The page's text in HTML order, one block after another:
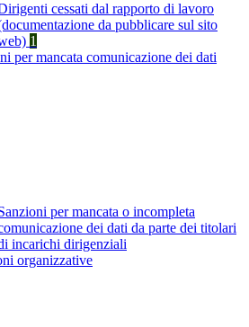
cessati dal rapporto di lavoro
da pubblicare sul sito
1
per mancata comunicazione dei dati
per mancata o incompleta
dei dati da parte dei titolari
incarichi dirigenziali
organizzative